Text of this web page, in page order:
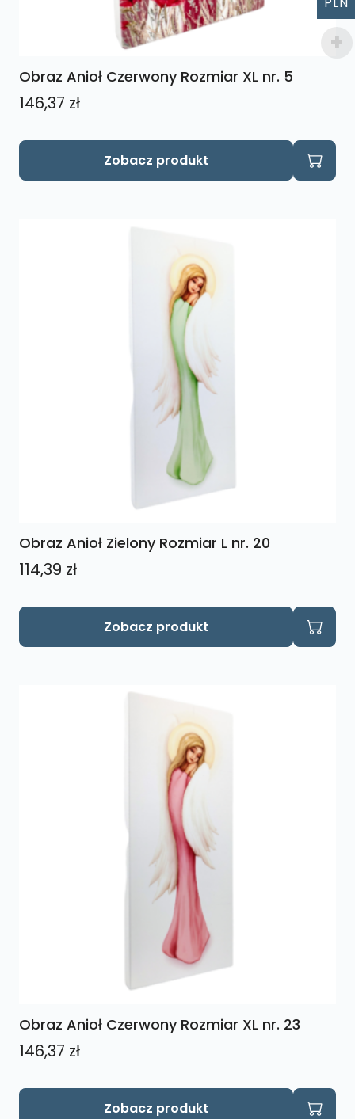
Obraz Anioł Czerwony Rozmiar XL nr. 5
146,37 zł
Zobacz produkt
Obraz Anioł Zielony Rozmiar L nr. 20
114,39 zł
Zobacz produkt
Obraz Anioł Czerwony Rozmiar XL nr. 23
146,37 zł
Zobacz produkt